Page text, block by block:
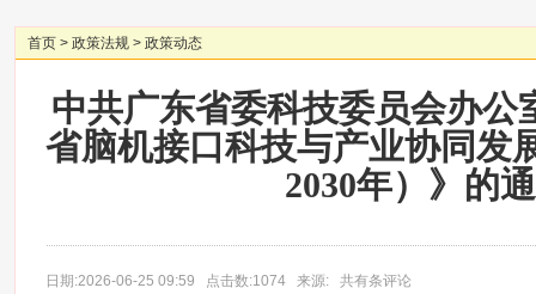
首页 > 政策法规 > 政策动态
中共广东省委科技委员会办公
省脑机接口科技与产业协同发
2030年）》的
日期:2026-06-25 09:59 点击数:1074 来源: 共有条评论